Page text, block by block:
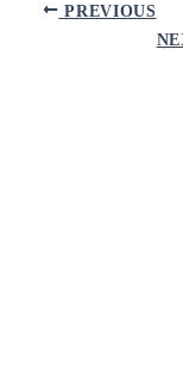
PREVIOUS